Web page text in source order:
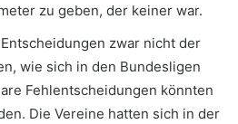
zu geben, der keiner war.
zwar nicht der
wie sich in den Bundesligen
Fehlentscheidungen könnten
Die Vereine hatten sich in der